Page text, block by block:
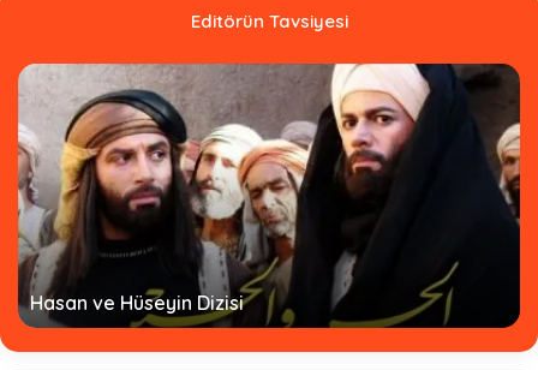
Editörün Tavsiyesi
Hasan ve Hüseyin Dizisi